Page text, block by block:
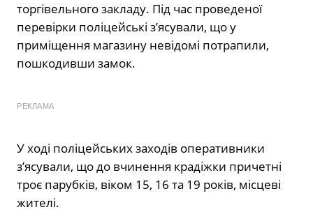
торгівельного закладу. Під час проведеної
перевірки поліцейські з’ясували, що у
приміщення магазину невідомі потрапили,
пошкодивши замок.
РЕКЛАМА
У ході поліцейських заходів оперативники
з’ясували, що до вчинення крадіжки причетні
троє парубків, віком 15, 16 та 19 років, місцеві
жителі.